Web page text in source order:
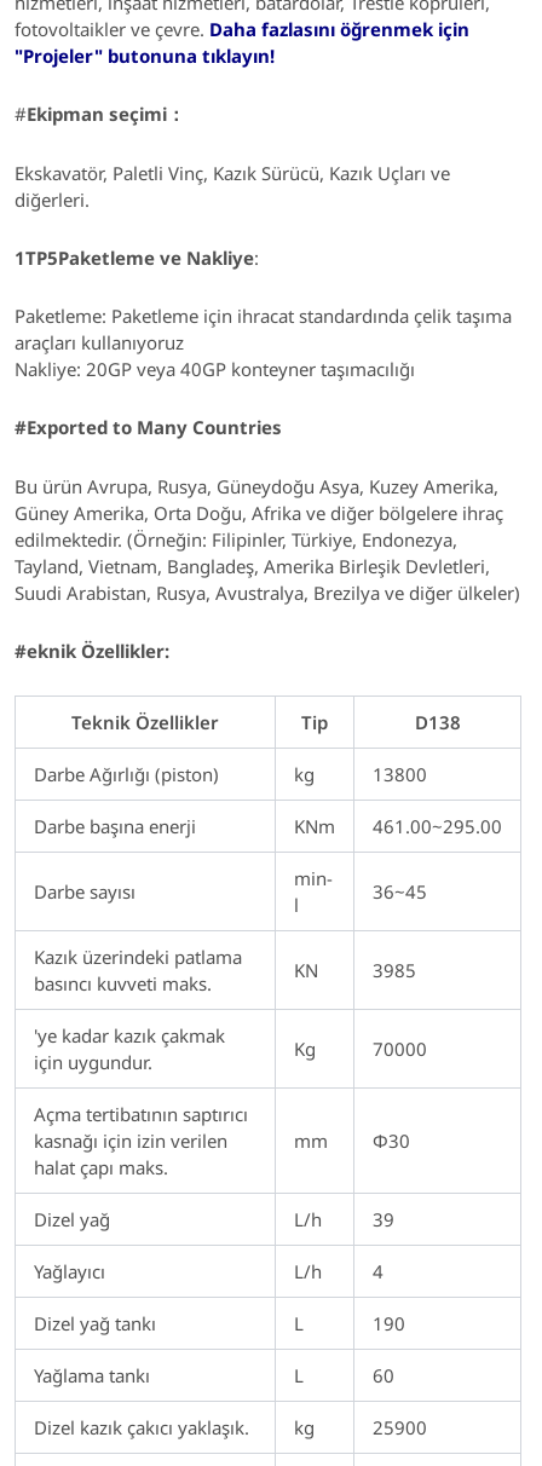
fotovoltaikler ve çevre. Daha fazlasını öğrenmek için
"Projeler" butonuna tıklayın!
#Ekipman seçimi：
Ekskavatör, Paletli Vinç, Kazık Sürücü, Kazık Uçları ve
diğerleri.
1TP5Paketleme ve Nakliye:
Paketleme: Paketleme için ihracat standardında çelik taşıma
araçları kullanıyoruz
Nakliye: 20GP veya 40GP konteyner taşımacılığı
#Exported to Many Countries
Bu ürün Avrupa, Rusya, Güneydoğu Asya, Kuzey Amerika,
Güney Amerika, Orta Doğu, Afrika ve diğer bölgelere ihraç
edilmektedir. (Örneğin: Filipinler, Türkiye, Endonezya,
Tayland, Vietnam, Bangladeş, Amerika Birleşik Devletleri,
Suudi Arabistan, Rusya, Avustralya, Brezilya ve diğer ülkeler)
#eknik Özellikler:
Teknik Özellikler Tip D138
Darbe Ağırlığı (piston) kg 13800
Darbe başına enerji KNm 461.00~295.00
Darbe sayısı
min-
l
36~45
Kazık üzerindeki patlama
basıncı kuvveti maks.
KN 3985
'ye kadar kazık çakmak
için uygundur.
Kg 70000
Açma tertibatının saptırıcı
kasnağı için izin verilen
halat çapı maks.
mm Φ30
Dizel yağ L/h 39
Yağlayıcı L/h 4
Dizel yağ tankı L 190
Yağlama tankı L 60
Dizel kazık çakıcı yaklaşık. kg 25900